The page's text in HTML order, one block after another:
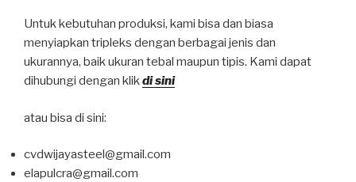
Untuk kebutuhan produksi, kami bisa dan biasa
menyiapkan tripleks dengan berbagai jenis dan
ukurannya, baik ukuran tebal maupun tipis. Kami dapat
dihubungi dengan klikdi sini
atau bisa di sini:
cvdwijayasteel@gmail.com
elapulcra@gmail.com